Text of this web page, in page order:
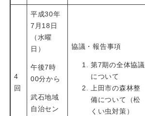
4
回
平成30年
7月18日
（水曜
日）
午後7時
00分から
武石地域
自治セン
協議・報告事項
第7期の全体協議
について
上田市の森林整
備について（松
くい虫対策）